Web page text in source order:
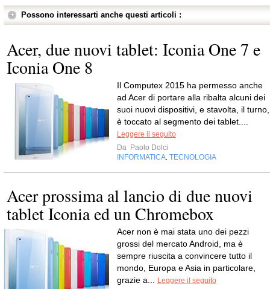
Possono interessarti anche questi articoli :
Acer, due nuovi tablet: Iconia One 7 e
Iconia One 8
Il Computex 2015 ha permesso anche
ad Acer di portare alla ribalta alcuni dei
suoi nuovi dispositivi, e stavolta, il turno,
è toccato al segmento dei tablet....
Leggere il seguito
Da Paolo Dolci
INFORMATICA TECNOLOGIA
Acer prossima al lancio di due nuovi
tablet Iconia ed un Chromebox
Acer non è mai stata uno dei pezzi
grossi del mercato Android, ma è
sempre riuscita a convincere tutto il
mondo, Europa e Asia in particolare,
grazie a...
Leggere il seguito